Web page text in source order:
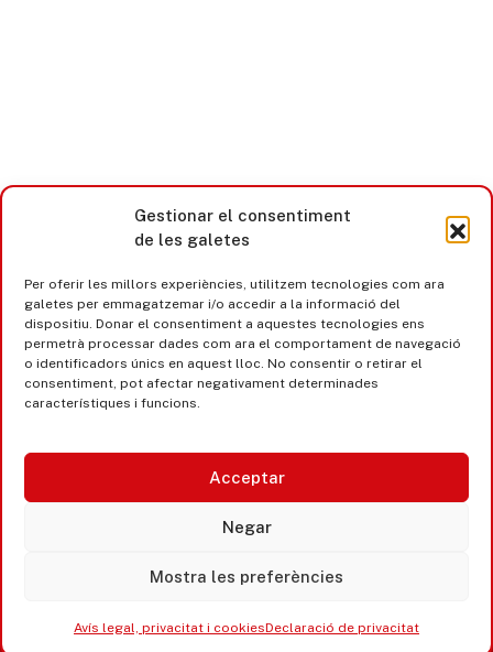
Gestionar el consentiment
de les galetes
Per oferir les millors experiències, utilitzem tecnologies com ara
galetes per emmagatzemar i/o accedir a la informació del
dispositiu. Donar el consentiment a aquestes tecnologies ens
permetrà processar dades com ara el comportament de navegació
o identificadors únics en aquest lloc. No consentir o retirar el
consentiment, pot afectar negativament determinades
característiques i funcions.
Acceptar
Negar
Mostra les preferències
Avís legal, privacitat i cookiesDeclaració de privacitat
Castell d’Aro · Platja d’Aro · S’Agaró
365 www.platjadaro